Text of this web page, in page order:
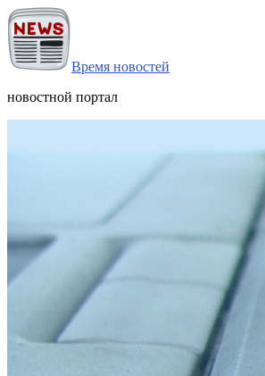
Время новостей
новостной портал